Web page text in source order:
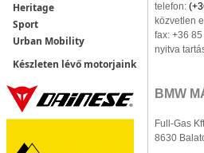
Heritage
Sport
Urban Mobility
Készleten lévő motorjaink
telefon:
közvetlen
fax: +36
nyitva
BMW
Full-Gas
8630